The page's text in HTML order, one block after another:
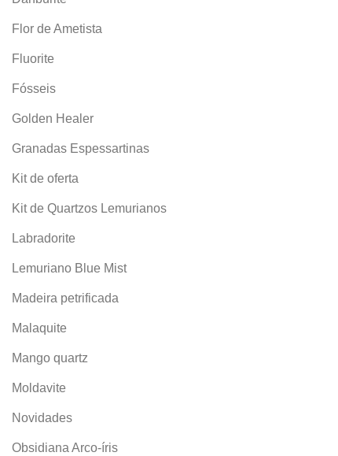
Flor de Ametista
Fluorite
Fósseis
Golden Healer
Granadas Espessartinas
Kit de oferta
Kit de Quartzos Lemurianos
Labradorite
Lemuriano Blue Mist
Madeira petrificada
Malaquite
Mango quartz
Moldavite
Novidades
Obsidiana Arco-íris